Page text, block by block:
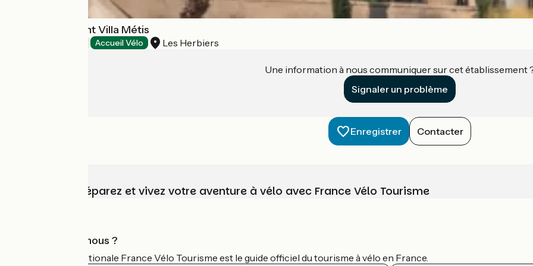
Hôtel-Restaurant Villa Métis
Accueil Vélo Les Herbiers
Une information à nous communiquer sur cet établissement
Signaler un problème
Enregistrer Contacter
Choisissez, préparez et vivez votre aventure à vélo avec France Vélo Tourisme
Qui sommes-nous ?
L'association nationale France Vélo Tourisme est le guide officiel du tourisme à vélo en France.